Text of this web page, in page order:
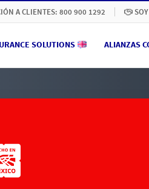
A CLIENTES: 800 900 1292
SOLUTIONS ALIANZAS